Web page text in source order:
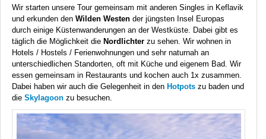
Wir starten unsere Tour gemeinsam mit anderen Singles in Keflavik
und erkunden den Wilden Westen der jüngsten Insel Europas
durch einige Küstenwanderungen an der Westküste. Dabei gibt es
täglich die Möglichkeit die Nordlichter zu sehen. Wir wohnen in
Hotels / Hostels / Ferienwohnungen und sehr naturnah an
unterschiedlichen Standorten, oft mit Küche und eigenem Bad. Wir
essen gemeinsam in Restaurants und kochen auch 1x zusammen.
Dabei haben wir auch die Gelegenheit in den Hotpots zu baden und
die Skylagoon zu besuchen.